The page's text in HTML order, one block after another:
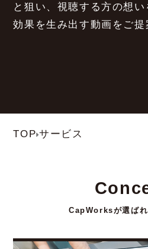
と狙い、視聴する方の想い
効果を生み出す動画をご提
TOP サービス
CapWorksが選ば